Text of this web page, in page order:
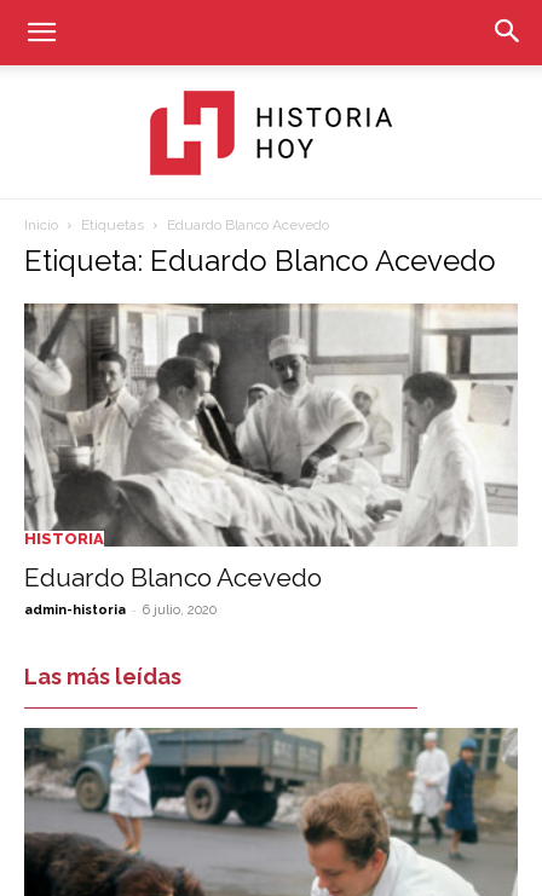
Historia
Hoy
Inicio Etiquetas Eduardo Blanco Acevedo
Etiqueta: Eduardo Blanco Acevedo
HISTORIA
Eduardo Blanco Acevedo
admin-historia - 6 julio, 2020
Las más leídas